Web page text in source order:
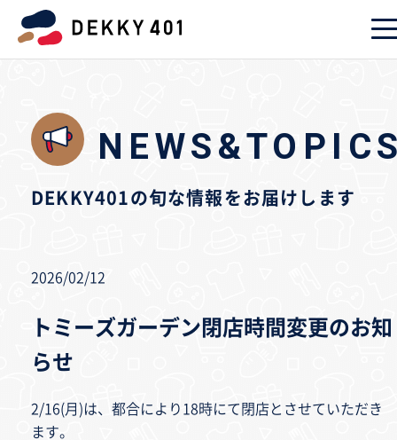
DEKKY401の旬な情報をお届けします
2026/02/12
トミーズガーデン閉店時間変更のお知
らせ
2/16(月)は、都合により18時にて閉店とさせていただき
ます。